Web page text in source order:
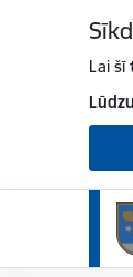
Lai šī